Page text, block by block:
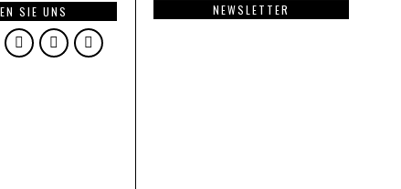
SIE UNS NEWSLETTER